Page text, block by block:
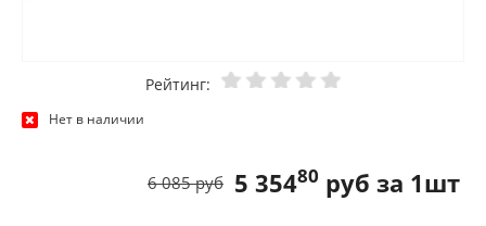
Рейтинг:
Нет в наличии
5 35480 руб за 1шт
6 085 руб